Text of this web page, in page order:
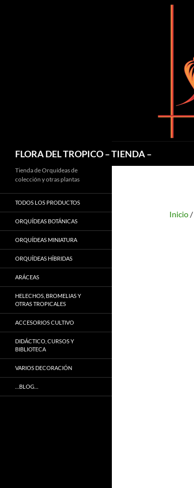
FLORA DEL TROPICO – TIENDA –
Inicio /
Tienda de Orquídeas de
colección y otras plantas
TODOS LOS PRODUCTOS
ORQUÍDEAS BOTÁNICAS
ORQUÍDEAS MINIATURA
ORQUÍDEAS HÍBRIDAS
ARÁCEAS
HELECHOS, BROMELIAS Y
OTRAS TROPICALES
ACCESORIOS CULTIVO
DIDÁCTICO, CURSOS Y
BIBLIOTECA
VARIOS DECORACIÓN
…BLOG…